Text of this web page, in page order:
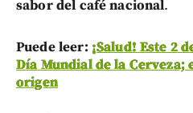
sabor del café nacional.
Puede leer: ¡Salud! Este 2
Día Mundial de la Cerveza;
origen